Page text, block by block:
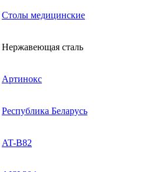
Столы медицинские
Нержавеющая сталь
Артинокс
Республика Беларусь
AT-B82